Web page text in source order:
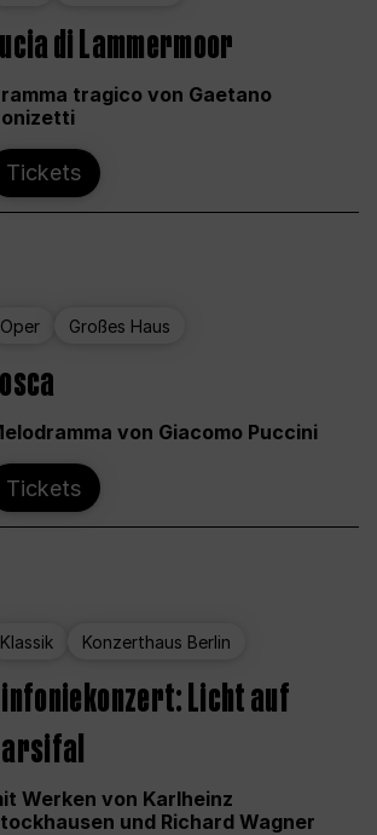
di Lammermoor
tragico von Gaetano
Tickets
Oper Großes Haus
von Giacomo Puccini
Tickets
Klassik Konzerthaus Berlin
Licht auf
Werken von Karlheinz
und Richard Wagner